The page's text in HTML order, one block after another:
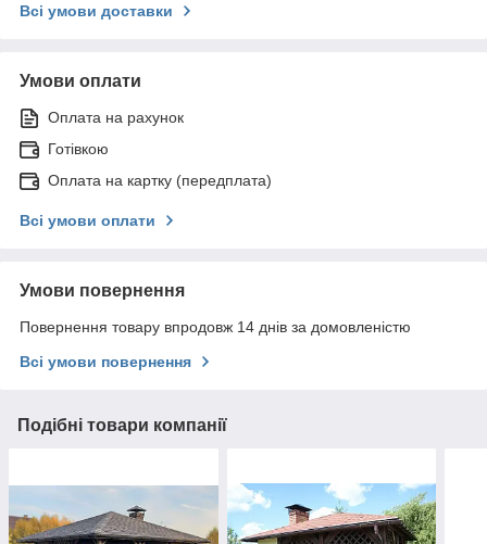
Всі умови доставки
Умови оплати
Оплата на рахунок
Готівкою
Оплата на картку (передплата)
Всі умови оплати
Умови повернення
Повернення товару впродовж 14 днів за домовленістю
Всі умови повернення
Подібні товари компанії